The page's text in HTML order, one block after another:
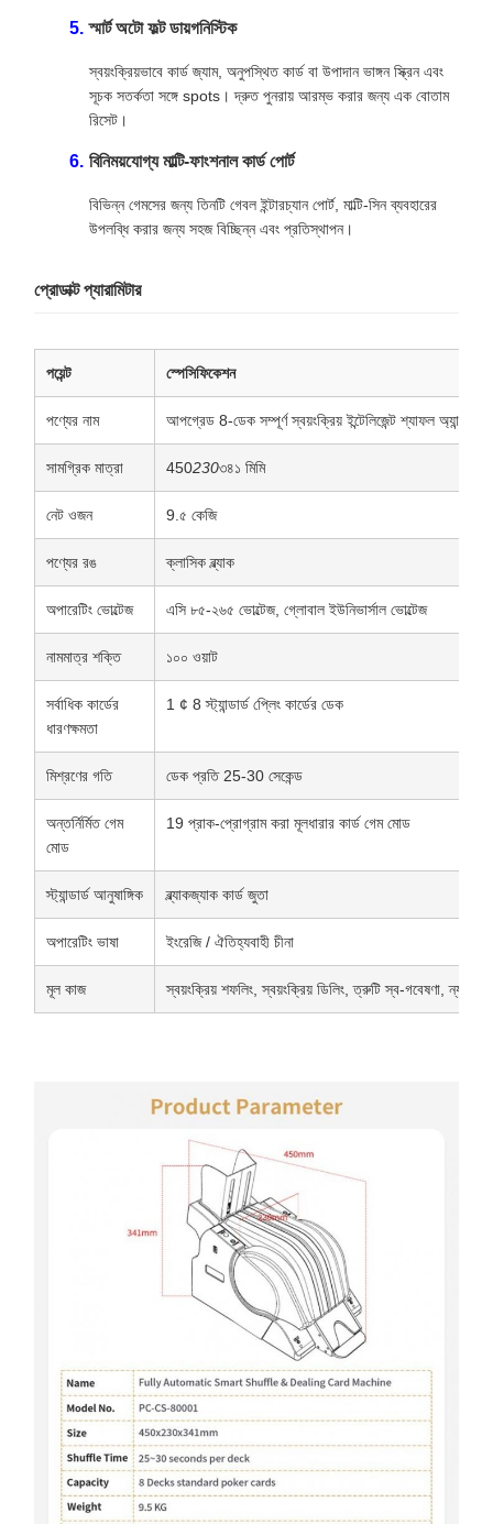
স্মার্ট অটো ফল্ট ডায়গনিস্টিক
স্বয়ংক্রিয়ভাবে কার্ড জ্যাম, অনুপস্থিত কার্ড বা উপাদান ভাঙ্গন স্ক্রিন এবং
সূচক সতর্কতা সঙ্গে spots। দ্রুত পুনরায় আরম্ভ করার জন্য এক বোতাম
রিসেট।
বিনিময়যোগ্য মাল্টি-ফাংশনাল কার্ড পোর্ট
বিভিন্ন গেমসের জন্য তিনটি গেবল ইন্টারচ্যান পোর্ট, মাল্টি-সিন ব্যবহারের
উপলব্ধি করার জন্য সহজ বিচ্ছিন্ন এবং প্রতিস্থাপন।
প্রোডাক্ট প্যারামিটার
পয়েন্ট স্পেসিফিকেশন
পণ্যের নাম আপগ্রেড 8-ডেক সম্পূর্ণ স্বয়ংক্রিয় ইন্টেলিজেন্ট শ্যাফল অ্যান্ড ডিল
সামগ্রিক মাত্রা 450230৩৪১ মিমি
নেট ওজন 9.৫ কেজি
পণ্যের রঙ ক্লাসিক ব্ল্যাক
অপারেটিং ভোল্টেজ এসি ৮৫-২৬৫ ভোল্টেজ, গ্লোবাল ইউনিভার্সাল ভোল্টেজ
নামমাত্র শক্তি ১০০ ওয়াট
সর্বাধিক কার্ডের
ধারণক্ষমতা
1 ¢ 8 স্ট্যান্ডার্ড প্লেিং কার্ডের ডেক
মিশ্রণের গতি ডেক প্রতি 25-30 সেকেন্ড
অন্তর্নির্মিত গেম
মোড
19 প্রাক-প্রোগ্রাম করা মূলধারার কার্ড গেম মোড
স্ট্যান্ডার্ড আনুষাঙ্গিক ব্ল্যাকজ্যাক কার্ড জুতা
অপারেটিং ভাষা ইংরেজি / ঐতিহ্যবাহী চীনা
মূল কাজ স্বয়ংক্রিয় শফলিং, স্বয়ংক্রিয় ডিলিং, ত্রুটি স্ব-গবেষণা, ন্যায্য